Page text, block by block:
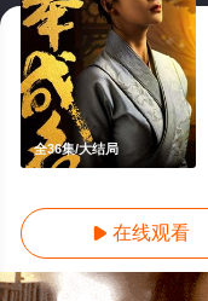
全36集/大结局
 在线观看